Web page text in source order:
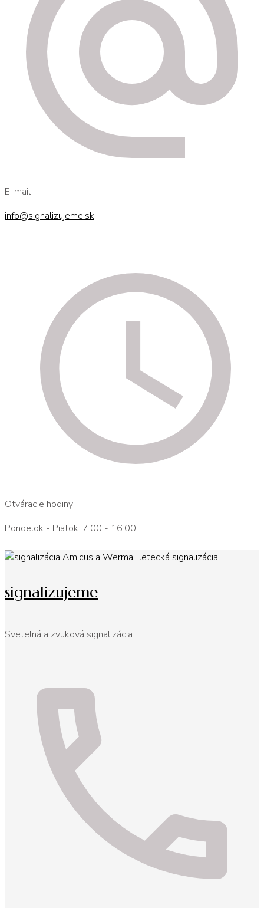
E-mail
info@signalizujeme.sk
Otváracie hodiny
Pondelok - Piatok: 7:00 - 16:00
signalizujeme
Svetelná a zvuková signalizácia